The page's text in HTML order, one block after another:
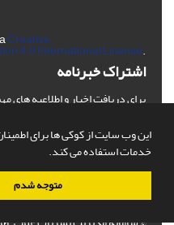
این وب سایت از کوکی ها برای
خدمات استفاده می کند.
متوجه شدم
Creative
4.0 International License.
اشتراک خبرنامه
برای دریافت اخبار و اطلاعیه